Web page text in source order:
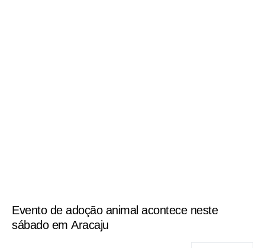
Evento de adoção animal acontece neste
sábado em Aracaju